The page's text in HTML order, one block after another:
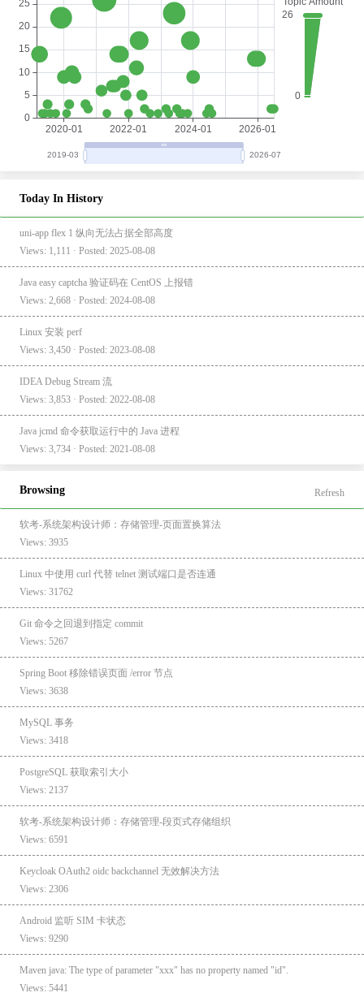
Today In History
uni-app flex 1 纵向无法占据全部高度
Views: 1,111 · Posted: 2025-08-08
Java easy captcha 验证码在 CentOS 上报错
Views: 2,668 · Posted: 2024-08-08
Linux 安装 perf
Views: 3,450 · Posted: 2023-08-08
IDEA Debug Stream 流
Views: 3,853 · Posted: 2022-08-08
Java jcmd 命令获取运行中的 Java 进程
Views: 3,734 · Posted: 2021-08-08
Browsing Refresh
软考-系统架构设计师：存储管理-页面置换算法
Views: 3935
Linux 中使用 curl 代替 telnet 测试端口是否连通
Views: 31762
Git 命令之回退到指定 commit
Views: 5267
Spring Boot 移除错误页面 /error 节点
Views: 3638
MySQL 事务
Views: 3418
PostgreSQL 获取索引大小
Views: 2137
软考-系统架构设计师：存储管理-段页式存储组织
Views: 6591
Keycloak OAuth2 oidc backchannel 无效解决方法
Views: 2306
Android 监听 SIM 卡状态
Views: 9290
Maven java: The type of parameter "xxx" has no property named "id".
Views: 5441